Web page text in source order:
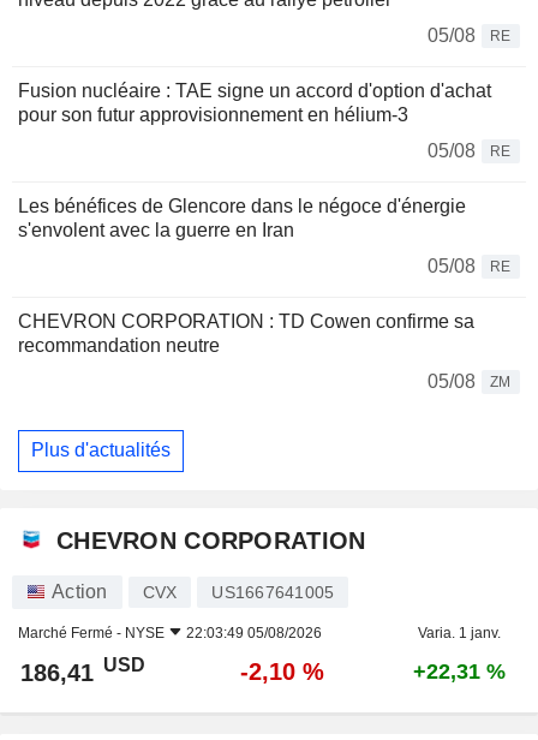
05/08
RE
Fusion nucléaire : TAE signe un accord d'option d'achat
pour son futur approvisionnement en hélium-3
05/08
RE
Les bénéfices de Glencore dans le négoce d'énergie
s'envolent avec la guerre en Iran
05/08
RE
CHEVRON CORPORATION : TD Cowen confirme sa
recommandation neutre
05/08
ZM
Plus d'actualités
CHEVRON CORPORATION
Action CVX US1667641005
Marché Fermé - NYSE 22:03:49 05/08/2026 Varia. 1 janv.
186,41 USD -2,10 % +22,31 %